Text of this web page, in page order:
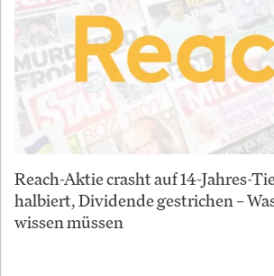
Reach-Aktie crasht auf 14-Jahres-
halbiert, Dividende gestrichen –
wissen müssen